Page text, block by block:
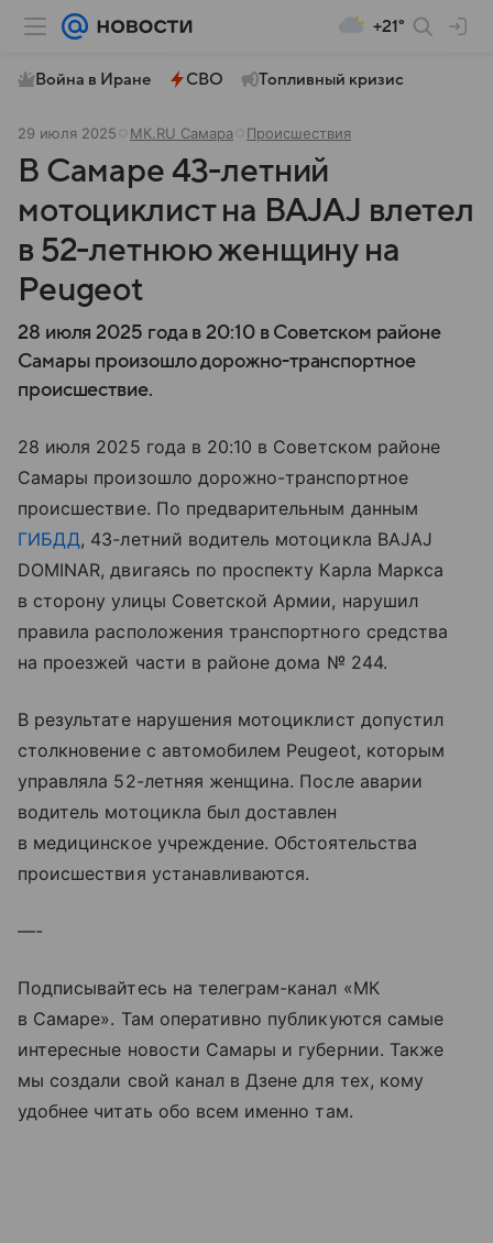
+21°
Война в Иране СВО Топливный кризис
29 июля 2025 МК.RU Самара Происшествия
В Самаре 43-летний
мотоциклист на BAJAJ влетел
в 52-летнюю женщину на
Peugeot
28 июля 2025 года в 20:10 в Советском районе
Самары произошло дорожно-транспортное
происшествие.
28 июля 2025 года в 20:10 в Советском районе
Самары произошло дорожно-транспортное
происшествие. По предварительным данным
ГИБДД, 43-летний водитель мотоцикла BAJAJ
DOMINAR, двигаясь по проспекту Карла Маркса
в сторону улицы Советской Армии, нарушил
правила расположения транспортного средства
на проезжей части в районе дома № 244.
В результате нарушения мотоциклист допустил
столкновение с автомобилем Peugeot, которым
управляла 52-летняя женщина. После аварии
водитель мотоцикла был доставлен
в медицинское учреждение. Обстоятельства
происшествия устанавливаются.
—-
Подписывайтесь на телеграм-канал «МК
в Самаре». Там оперативно публикуются самые
интересные новости Самары и губернии. Также
мы создали свой канал в Дзене для тех, кому
удобнее читать обо всем именно там.